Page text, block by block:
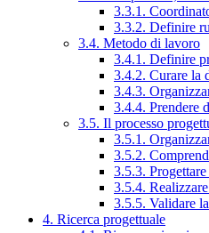
3.3.1.
3.3.2. Definire
3.4. Metodo di lavoro
3.4.1. Definire
3.4.2. Curare la
3.4.3.
3.4.4. Prendere
3.5. Il processo
3.5.1.
3.5.2.
3.5.3.
3.5.4.
3.5.5. Validare
4. Ricerca progettuale